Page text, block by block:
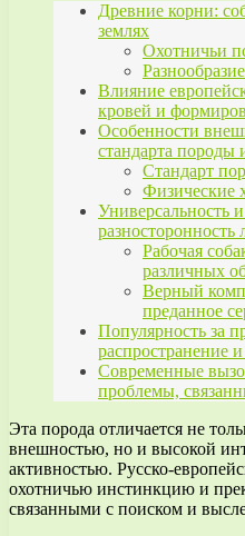
Древние корни:
землях
Охотничьи
Влияние
кровей и
Особенности
стандарта
Стандарт
Физические
Универсальность
Рабочая
различных
Верный
преданное
Популярность за
распространение
Современные
проблемы,
Эта порода отличается не
внешностью, но и высокой
активностью. Русско-
охотничью инстинкцию и
связанными с поиском и